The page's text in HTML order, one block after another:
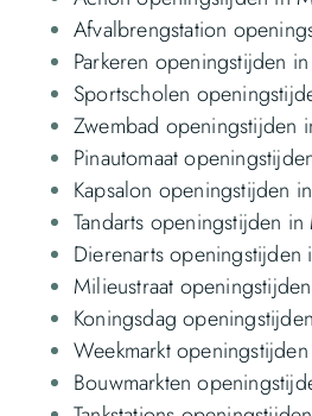
Afvalbrengstation
Parkeren openingstijden
Sportscholen
Zwembad openingstijden
Pinautomaat
Kapsalon openingstijden
Tandarts openingstijden in
Dierenarts openingstijden
Milieustraat
Koningsdag
Weekmarkt
Bouwmarkten